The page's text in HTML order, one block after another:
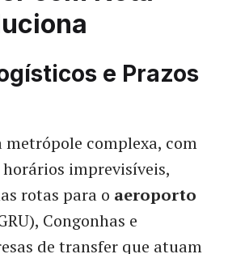
e Prazos
metrópole complexa, com
imprevisíveis,
rotas para o aeroporto
Congonhas e
de transfer que atuam